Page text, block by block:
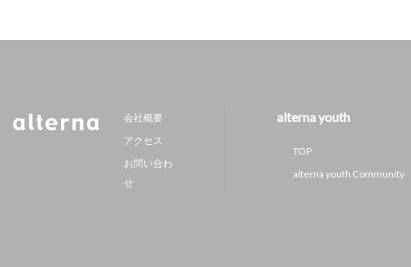
会社概要
アクセス
お問い合わ
せ
alterna youth
TOP
alterna youth Community